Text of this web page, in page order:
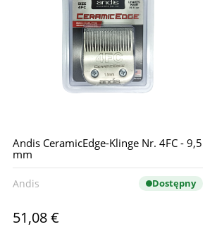
Andis CeramicEdge-Klinge Nr. 4FC - 9,5
mm
Andis Dostępny
51,08 €